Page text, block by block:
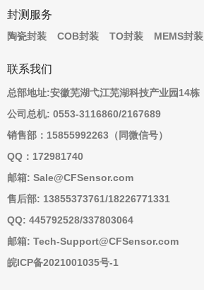
封测服务
陶瓷封装 COB封装 TO封装 MEMS封装
联系我们
总部地址:安徽芜湖弋江芜湖科技产业园14栋
公司总机: 0553-3116860/2167689
销售部：15855992263（同微信号）
QQ：172981740
邮箱: Sale@CFSensor.com
售后部: 13855373761/18226771331
QQ: 445792528/337803064
邮箱: Tech-Support@CFSensor.com
皖ICP备2021001035号-1